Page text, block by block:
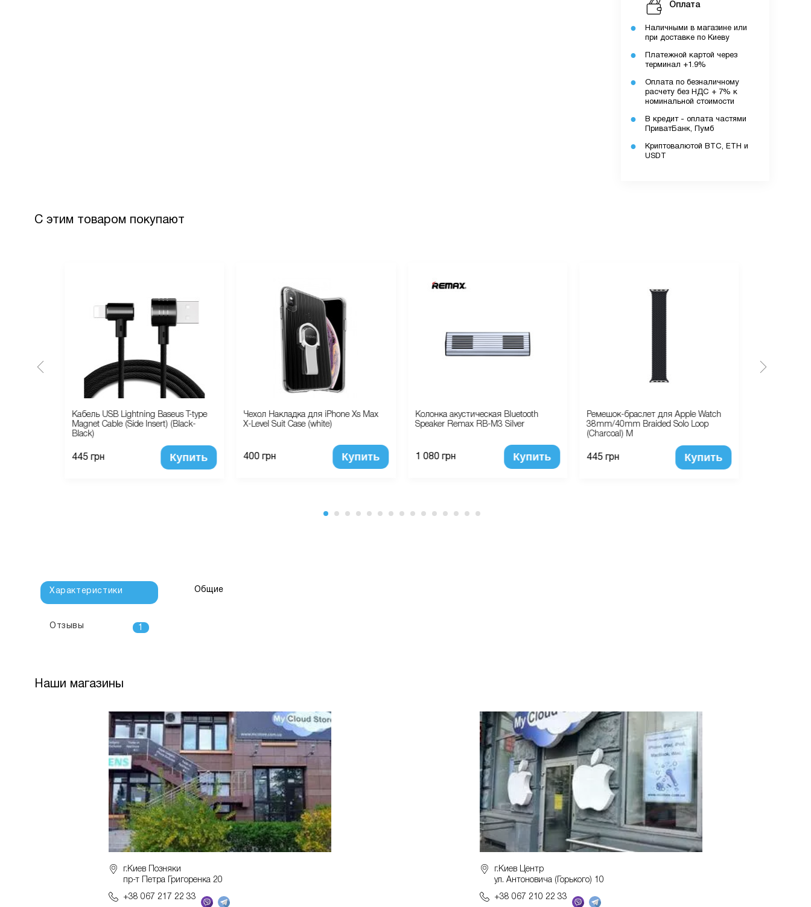
Оплата
Наличными в магазине или
при доставке по Киеву
Платежной картой через
терминал +1.9%
Оплата по безналичному
расчету без НДС + 7% к
номинальной стоимости
В кредит - оплата частями
ПриватБанк, Пумб
Криптовалютой BTC, ETH и
USDT
С этим товаром покупают
Кабель USB Lightning Baseus T-type
Magnet Cable (Side Insert) (Black-
Black)
445 грн Купить
Чехол Накладка для iPhone Xs Max
X-Level Suit Case (white)
400 грн Купить
Колонка акустическая Bluetooth
Speaker Remax RB-M3 Silver
1 080 грн Купить
Ремешок-браслет для Apple Watch
38mm/40mm Braided Solo Loop
(Charcoal) M
445 грн Купить
Характеристики
Отзывы 1
Общие
Наши магазины
г.Киев Позняки
пр-т Петра Григоренка 20
+38 067 217 22 33
г.Киев Центр
ул. Антоновича (Горького) 10
+38 067 210 22 33